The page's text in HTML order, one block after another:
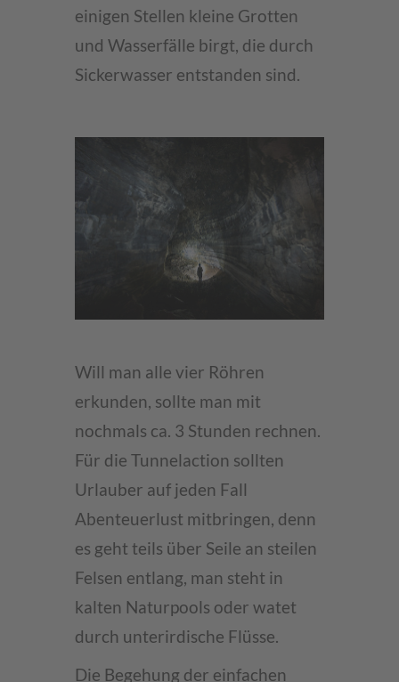
einigen Stellen kleine Grotten
und Wasserfälle birgt, die durch
Sickerwasser entstanden sind.
Will man alle vier Röhren
erkunden, sollte man mit
nochmals ca. 3 Stunden rechnen.
Für die Tunnelaction sollten
Urlauber auf jeden Fall
Abenteuerlust mitbringen, denn
es geht teils über Seile an steilen
Felsen entlang, man steht in
kalten Naturpools oder watet
durch unterirdische Flüsse.
Die Begehung der einfachen